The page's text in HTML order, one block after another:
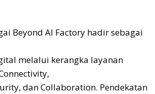
Beyond AI Factory hadir sebagai
melalui kerangka layanan
dan Collaboration. Pendekatan